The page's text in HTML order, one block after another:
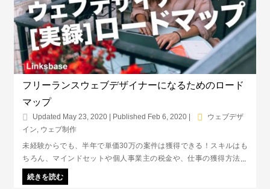
フリーランスウェブデザイナーになるためのロード
マップ
Updated May 23, 2020 | Published Feb 6, 2020
ウェブデザ
イン, ウェブ制作
未経験からでも、半年で単価30万の案件は獲得できる！スキルはも
ちろん、マインドセットや個人事業主の税金や、仕事の獲得方法な
ど、フリーランスウェブデザイナーとして独り立ちするまでの流れを
まとめたロードマップです。未経験＆初心者のためのハウツー記事
続きを読む